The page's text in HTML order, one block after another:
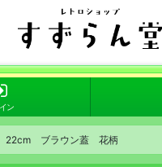
ン
22cm ブラウン蓋 花柄